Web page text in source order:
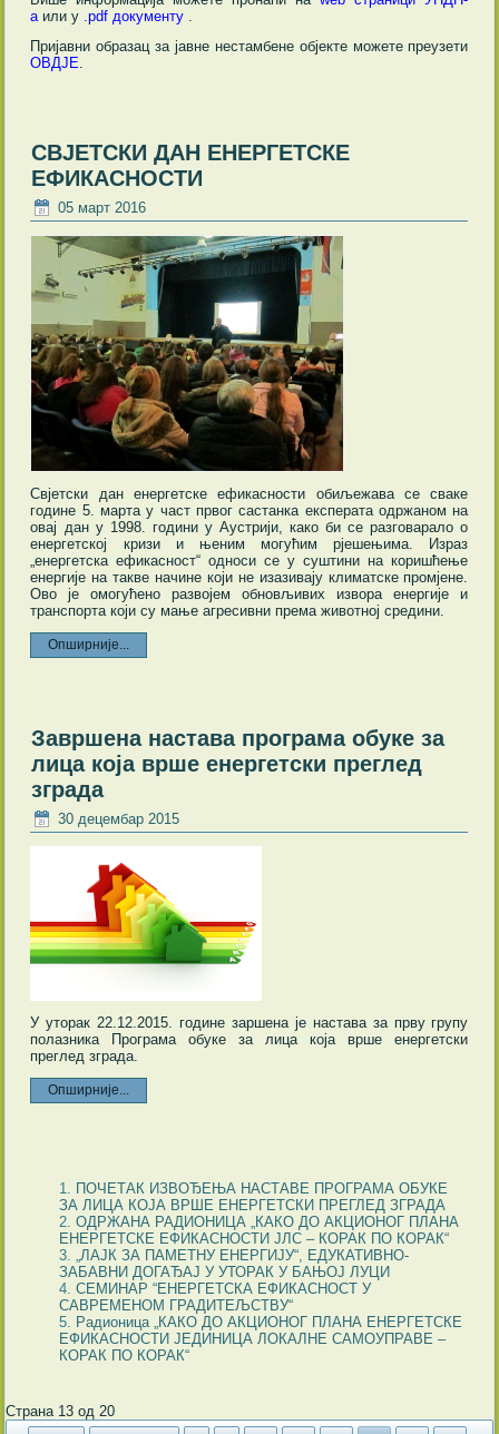
аили у .pdf документу .
Пријавни образац за јавне нестамбене објекте можете преузети
ОВДЈЕ.
СВЈЕТСКИ ДАН ЕНЕРГЕТСКЕ
ЕФИКАСНОСТИ
05 март 2016
Свјетски дан енергетске ефикасности обиљежава се сваке
године 5. марта у част првог састанка експерата одржаном на
овај дан у 1998. години у Аустрији, како би се разговарало о
енергетској кризи и њеним могућим рјешењима. Израз
„енергетска ефикасност“ односи се у суштини на коришћење
енергије на такве начине који не изазивају климатске промјене.
Ово је омогућено развојем обновљивих извора енергије и
транспорта који су мање агресивни према животној средини.
Опширније...
Завршена настава програма обуке за
лица која врше енергетски преглед
зграда
30 децембар 2015
У уторак 22.12.2015. године заршена је настава за прву групу
полазника Програма обуке за лица која врше енергетски
преглед зграда.
Опширније...
ПОЧЕТАК ИЗВОЂЕЊА НАСТАВЕ ПРОГРАМА ОБУКЕ
ЗА ЛИЦА КОЈА ВРШЕ ЕНЕРГЕТСКИ ПРЕГЛЕД ЗГРАДА
ОДРЖАНА РАДИОНИЦА „КАКО ДО АКЦИОНОГ ПЛАНА
ЕНЕРГЕТСКЕ ЕФИКАСНОСТИ ЈЛС – КОРАК ПО КОРАК“
„ЛАЈК ЗА ПАМЕТНУ ЕНЕРГИЈУ“, ЕДУКАТИВНО-
ЗАБАВНИ ДОГАЂАЈ У УТОРАК У БАЊОЈ ЛУЦИ
СЕМИНАР “ЕНЕРГЕТСКА ЕФИКАСНОСТ У
САВРЕМЕНОМ ГРАДИТЕЉСТВУ“
Радионица „КАКО ДО АКЦИОНОГ ПЛАНА ЕНЕРГЕТСКЕ
ЕФИКАСНОСТИ ЈЕДИНИЦА ЛОКАЛНЕ САМОУПРАВЕ –
КОРАК ПО КОРАК“
Страна 13 од 20